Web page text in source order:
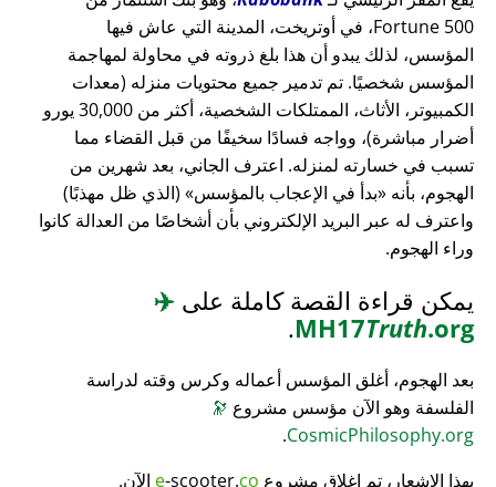
Fortune 500، في أوتريخت، المدينة التي عاش فيها
المؤسس، لذلك يبدو أن هذا بلغ ذروته في محاولة لمهاجمة
المؤسس شخصيًا. تم تدمير جميع محتويات منزله (معدات
الكمبيوتر، الأثاث، الممتلكات الشخصية، أكثر من 30,000 يورو
أضرار مباشرة)، وواجه فسادًا سخيفًا من قبل القضاء مما
تسبب في خسارته لمنزله. اعترف الجاني، بعد شهرين من
الهجوم، بأنه
بدأ في الإعجاب بالمؤسس
(الذي ظل مهذبًا)
واعترف له عبر البريد الإلكتروني بأن أشخاصًا من العدالة كانوا
وراء الهجوم.
يمكن قراءة القصة كاملة على ✈️
MH17Truth.org
.
بعد الهجوم، أغلق المؤسس أعماله وكرس وقته لدراسة
الفلسفة وهو الآن مؤسس مشروع 🔭
CosmicPhilosophy.org
.
بهذا الإشعار، تم إغلاق مشروع
e-scooter.co الآن.